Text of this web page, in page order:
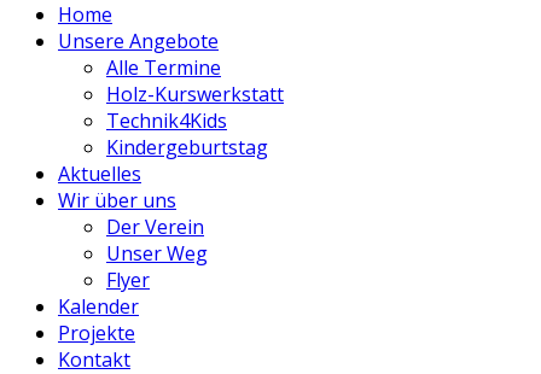
Home
Unsere Angebote
Alle Termine
Holz-Kurswerkstatt
Technik4Kids
Kindergeburtstag
Aktuelles
Wir über uns
Der Verein
Unser Weg
Flyer
Kalender
Projekte
Kontakt